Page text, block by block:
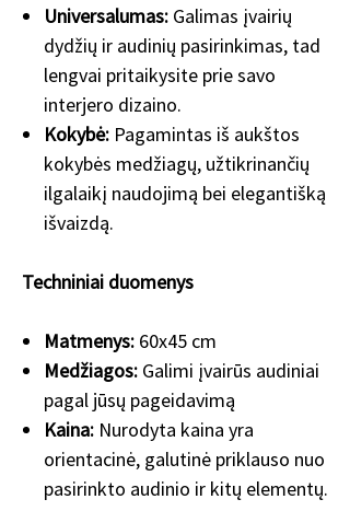
Universalumas: Galimas įvairių
dydžių ir audinių pasirinkimas, tad
lengvai pritaikysite prie savo
interjero dizaino.
Kokybė: Pagamintas iš aukštos
kokybės medžiagų, užtikrinančių
ilgalaikį naudojimą bei elegantišką
išvaizdą.
Techniniai duomenys
Matmenys: 60x45 cm
Medžiagos: Galimi įvairūs audiniai
pagal jūsų pageidavimą
Kaina: Nurodyta kaina yra
orientacinė, galutinė priklauso nuo
pasirinkto audinio ir kitų elementų.